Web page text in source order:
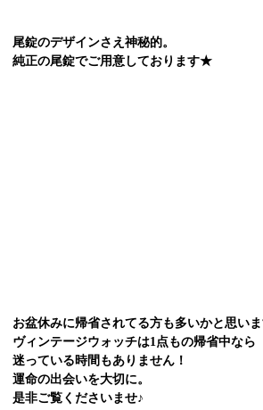
尾錠のデザインさえ神秘的。
純正の尾錠でご用意しております★
お盆休みに帰省されてる方も多いかと思いま
ヴィンテージウォッチは1点もの帰省中なら
迷っている時間もありません！
運命の出会いを大切に。
是非ご覧くださいませ♪